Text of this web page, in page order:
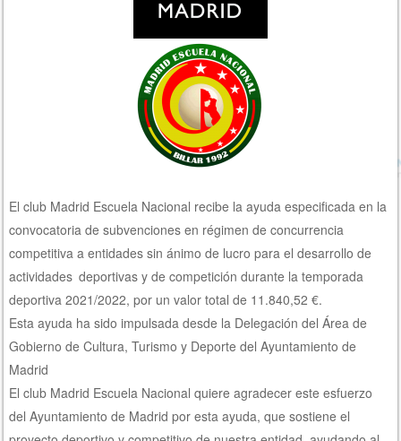
El club Madrid Escuela Nacional recibe la ayuda especificada en la
convocatoria de subvenciones en régimen de concurrencia
competitiva a entidades sin ánimo de lucro para el desarrollo de
actividades deportivas y de competición durante la temporada
deportiva 2021/2022, por un valor total de 11.840,52 €.
Esta ayuda ha sido impulsada desde la Delegación del Área de
Gobierno de Cultura, Turismo y Deporte del Ayuntamiento de
Madrid
El club Madrid Escuela Nacional quiere agradecer este esfuerzo
del Ayuntamiento de Madrid por esta ayuda, que sostiene el